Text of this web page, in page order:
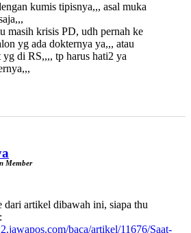
kumis tipisnya,,, asal muka
masih krisis PD, udh pernah ke
yg ada dokternya ya,,, atau
di RS,,,, tp harus hati2 ya
Member
dari artikel dibawah ini, siapa thu
baca/artikel/11676/Saat-